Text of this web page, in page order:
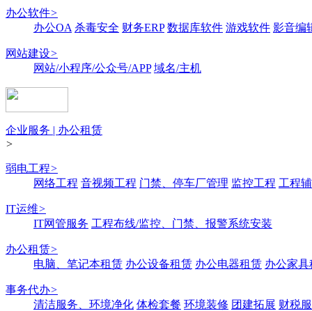
办公软件>
办公OA 杀毒安全 财务ERP 数据库软件 游戏软件 影音编
网站建设>
网站/小程序/公众号/APP 域名/主机
企业服务 | 办公租赁
>
弱电工程>
网络工程 音视频工程 门禁、停车厂管理 监控工程 工程
IT运维>
IT网管服务 工程布线/监控、门禁、报警系统安装
办公租赁>
电脑、笔记本租赁 办公设备租赁 办公电器租赁 办公家具
事务代办>
清洁服务、环境净化 体检套餐 环境装修 团建拓展 财税